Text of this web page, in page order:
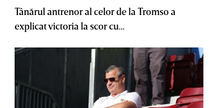
Tânărul antrenor al celor de la Tromso a
explicat victoria la scor cu...